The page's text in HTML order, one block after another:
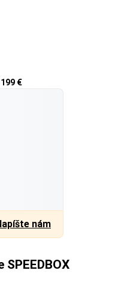
€
nám